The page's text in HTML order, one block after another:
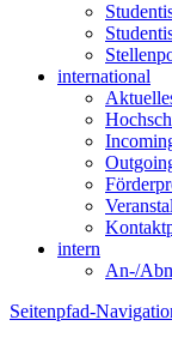
international
intern
An-/
Seitenpfad-